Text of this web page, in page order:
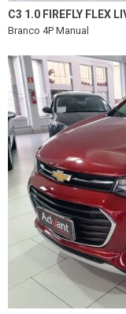
C3 1.0 FIREFLY FLEX
Branco 4P Manual